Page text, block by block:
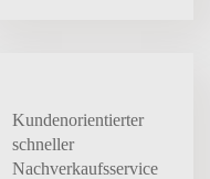
Kundenorientierter
schneller
Nachverkaufsservice